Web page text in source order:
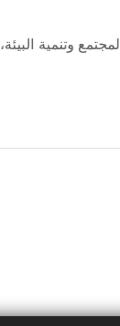
وتنمية البيئة،